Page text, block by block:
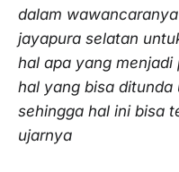
dalam
jayapura selatan
hal apa yang
hal yang bisa
sehingga hal ini bisa
ujarnya